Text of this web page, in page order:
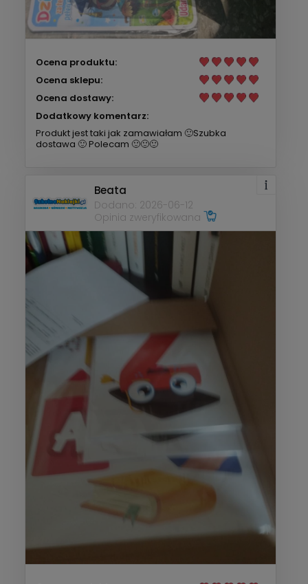
Ocena produktu:
Ocena sklepu:
Ocena dostawy:
Dodatkowy komentarz:
Produkt jest taki jak zamawiałam 🙂Szubka
dostawa 🙂 Polecam 🙂🙂🙂
Beata
Dodano: 2026-06-12
Opinia zweryfikowana